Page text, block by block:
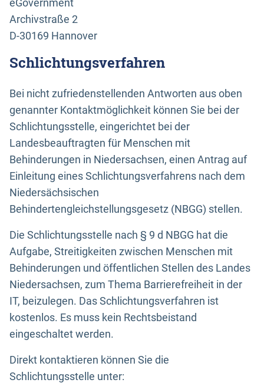
eGovernment
Archivstraße 2
D-30169 Hannover
Schlichtungsverfahren
Bei nicht zufriedenstellenden Antworten aus oben
genannter Kontaktmöglichkeit können Sie bei der
Schlichtungsstelle, eingerichtet bei der
Landesbeauftragten für Menschen mit
Behinderungen in Niedersachsen, einen Antrag auf
Einleitung eines Schlichtungsverfahrens nach dem
Niedersächsischen
Behindertengleichstellungsgesetz (NBGG) stellen.
Die Schlichtungsstelle nach § 9 d NBGG hat die
Aufgabe, Streitigkeiten zwischen Menschen mit
Behinderungen und öffentlichen Stellen des Landes
Niedersachsen, zum Thema Barrierefreiheit in der
IT, beizulegen. Das Schlichtungsverfahren ist
kostenlos. Es muss kein Rechtsbeistand
eingeschaltet werden.
Direkt kontaktieren können Sie die
Schlichtungsstelle unter: